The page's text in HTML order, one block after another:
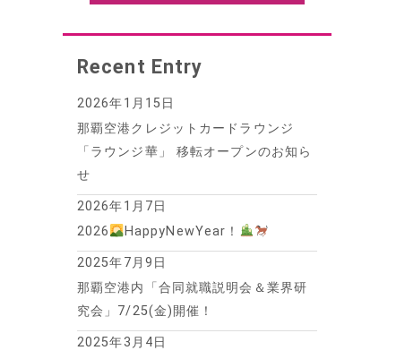
Recent Entry
那覇空港クレジットカードラウンジ
「ラウンジ華」 移転オープンのお知ら
せ
2026年1月15日
2026 HappyNewYear！
2026年1月7日
那覇空港内「合同就職説明会＆業界研
究会」7/25(金)開催！
2025年7月9日
2025年3月4日